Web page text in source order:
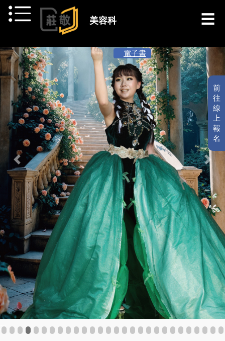
跳到主要內容
美容科
前
往
線
上
報
名
電子書
:::